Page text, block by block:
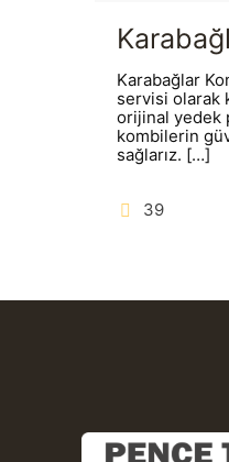
Karabağlar
servisi olarak
orijinal yedek
kombilerin
sağlarız. […]
39